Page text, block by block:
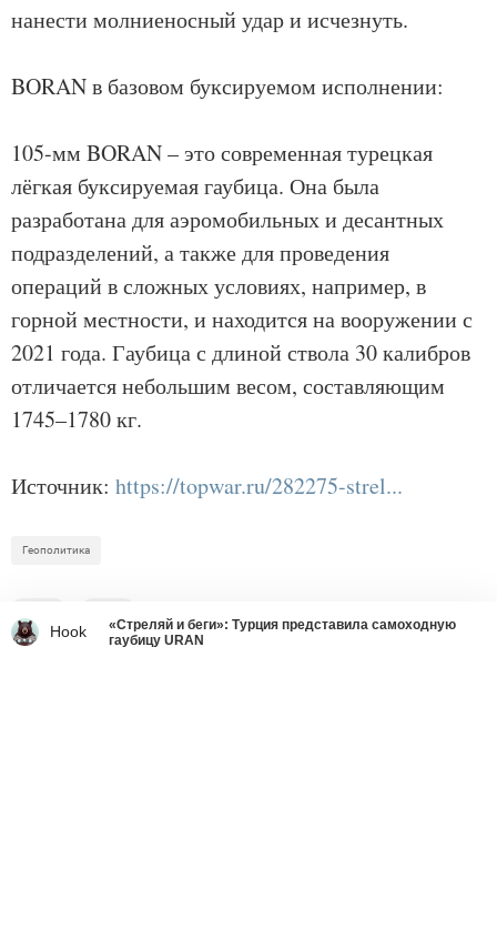
нанести молниеносный удар и исчезнуть.
BORAN в базовом буксируемом исполнении:
105-мм BORAN – это современная турецкая
лёгкая буксируемая гаубица. Она была
разработана для аэромобильных и десантных
подразделений, а также для проведения
операций в сложных условиях, например, в
горной местности, и находится на вооружении с
2021 года. Гаубица с длиной ствола 30 калибров
отличается небольшим весом, составляющим
1745–1780 кг.
Источник: https://topwar.ru/282275-strel...
Геополитика
Hook
«Стреляй и беги»: Турция представила самоходную
гаубицу URAN